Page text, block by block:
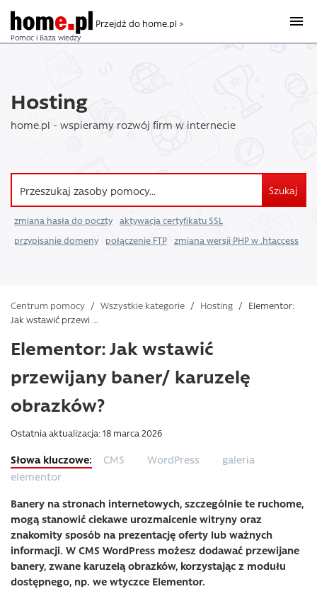
Pomoc i Baza wiedzy
Przejdź do home.pl >
Hosting
home.pl - wspieramy rozwój firm w internecie
Szukaj
zmiana hasła do poczty
aktywacja certyfikatu SSL
przypisanie domeny
połączenie FTP zmiana wersji PHP w .htaccess
Centrum pomocy / Wszystkie kategorie / Hosting / Elementor:
Jak wstawić przewi ...
Elementor: Jak wstawić
przewijany baner/ karuzelę
obrazków?
Ostatnia aktualizacja: 18 marca 2026
CMS WordPress
galeria
elementor
Banery na stronach internetowych, szczególnie te ruchome,
mogą stanowić ciekawe urozmaicenie witryny oraz
znakomity sposób na prezentację oferty lub ważnych
informacji. W CMS WordPress możesz dodawać przewijane
banery, zwane karuzelą obrazków, korzystając z modułu
dostępnego, np. we wtyczce Elementor.